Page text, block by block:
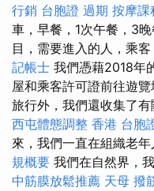
行銷 台胞證 過期 按摩課
車，早餐，1次午餐，3
目，需要進入的人，乘
記帳士 我們憑藉2018年
屋和乘客許可證前往遊
旅行外，我們還收集了有
西屯體態調整 香港 台胞
來，我們一直在組織老年
規概要 我們在自然界，
中筋膜放鬆推薦 天母 撥